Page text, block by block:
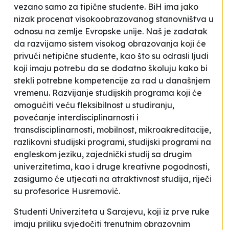
vezano samo za tipične studente. BiH ima jako
nizak procenat visokoobrazovanog stanovništva u
odnosu na zemlje Evropske unije. Naš je zadatak
da razvijamo sistem visokog obrazovanja koji će
privući netipične studente, kao što su odrasli ljudi
koji imaju potrebu da se dodatno školuju kako bi
stekli potrebne kompetencije za rad u današnjem
vremenu. Razvijanje studijskih programa koji će
omogućiti veću fleksibilnost u studiranju,
povećanje interdisciplinarnosti i
transdisciplinarnosti, mobilnost, mikroakreditacije,
razlikovni studijski programi, studijski programi na
engleskom jeziku, zajednički studij sa drugim
univerzitetima, kao i druge kreativne pogodnosti,
zasigurno će utjecati na atraktivnost studija, riječi
su profesorice Husremović.
Studenti Univerziteta u Sarajevu, koji iz prve ruke
imaju priliku svjedočiti trenutnim obrazovnim